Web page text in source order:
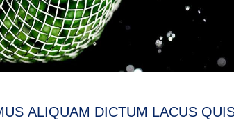
ALIQUAM DICTUM LACUS